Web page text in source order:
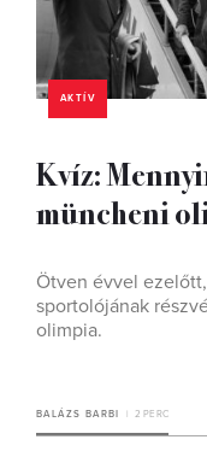
AKTÍV
Kvíz:
müncheni
Ötven évvel ezelőtt,
sportolójának
olimpia.
BALÁZS BARBI 2 PERC